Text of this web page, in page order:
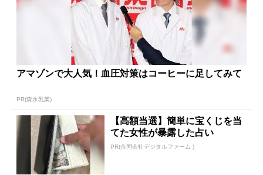
アマゾンで大人気！血圧対策はコーヒーに足してみて
PR(森永乳業)
【高額当選】簡単に宝くじを当
てた女性が暴露した占い
PR(合同会社デジタルファーム )